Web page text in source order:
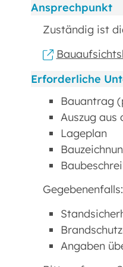
Ansprechpunkt
Zuständig ist
Erforderliche
Bauantrag
Auszug
Lageplan
Gegebenenfalls:
Angaben